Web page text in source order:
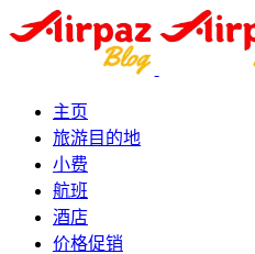
主页
旅游目的地
小费
航班
酒店
价格促销